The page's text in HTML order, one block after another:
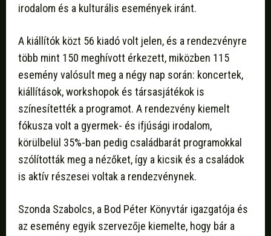
irodalom és a kulturális események iránt.
A kiállítók közt 56 kiadó volt jelen, és a rendezvényre
több mint 150 meghívott érkezett, miközben 115
esemény valósult meg a négy nap során: koncertek,
kiállítások, workshopok és társasjátékok is
színesítették a programot. A rendezvény kiemelt
fókusza volt a gyermek- és ifjúsági irodalom,
körülbelül 35%-ban pedig családbarát programokkal
szólították meg a nézőket, így a kicsik és a családok
is aktív részesei voltak a rendezvénynek.
Szonda Szabolcs, a Bod Péter Könyvtár igazgatója és
az esemény egyik szervezője kiemelte, hogy bár a